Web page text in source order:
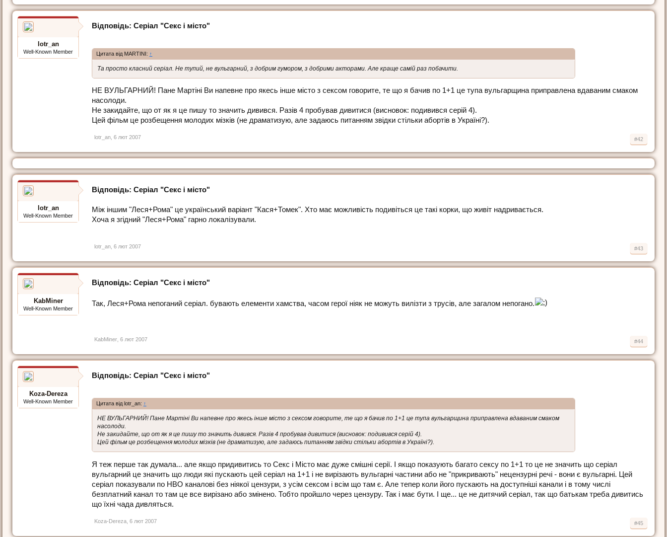
lotr_an
Well-Known Member
Відповідь: Серіал "Секс і місто"
Цитата від MARTINI: ↑
Та просто класний серіал. Не тупий, не вульгарний, з добрим гумором, з добрими акторами. Але краще самій раз побачити.
НЕ ВУЛЬГАРНИЙ! Пане Мартіні Ви напевне про якесь інше місто з сексом говорите, те що я бачив по 1+1 це тупа вульгарщина приправлена вдаваним смаком
насолоди.
Не закидайте, що от як я це пишу то значить дивився. Разів 4 пробував дивитися (висновок: подивився серій 4).
Цей фільм це розбещення молодих мізків (не драматизую, але задаюсь питанням звідки стільки абортів в Україні?).
lotr_an 6 лют 2007 #42
lotr_an
Well-Known Member
Відповідь: Серіал "Секс і місто"
Між іншим "Леся+Рома" це український варіант "Кася+Томек". Хто має можливість подивіться це такі корки, що живіт надривається.
Хоча я згідний "Леся+Рома" гарно локалізували.
lotr_an 6 лют 2007 #43
KabMiner
Well-Known Member
Відповідь: Серіал "Секс і місто"
Так, Леся+Рома непоганий серіал. бувають елементи хамства, часом герої ніяк не можуть вилізти з трусів, але загалом непогано.
KabMiner 6 лют 2007 #44
Koza-Dereza
Well-Known Member
Відповідь: Серіал "Секс і місто"
Цитата від lotr_an: ↑
НЕ ВУЛЬГАРНИЙ! Пане Мартіні Ви напевне про якесь інше місто з сексом говорите, те що я бачив по 1+1 це тупа вульгарщина приправлена вдаваним смаком
насолоди.
Не закидайте, що от як я це пишу то значить дивився. Разів 4 пробував дивитися (висновок: подивився серій 4).
Цей фільм це розбещення молодих мізків (не драматизую, але задаюсь питанням звідки стільки абортів в Україні?).
Я теж перше так думала... але якщо придивитись то Секс i Мiсто має дуже смiшнi серiї. I якщо показують багато сексу по 1+1 то це не значить що серiал
вульгарний це значить що люди якi пускають цей серiал на 1+1 i не вирiзають вульгарнi частини або не "прикривають" нецензурнi речi - вони є вульгарнi. Цей
серiал показували по HBO каналовi без нiякої цензури, з усiм сексом i всiм що там є. Але тепер коли його пускають на доступнiшi канали i в тому числi
безплатний канал то там це все вирiзано або змiнено. Тобто пройшло через цензуру. Так i має бути. I ще... це не дитячий серiал, так що батькам треба дивитись
що їхнi чада дивляться.
Koza-Dereza 6 лют 2007 #45